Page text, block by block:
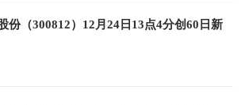
份（300812）12月24日13点4分创60日新